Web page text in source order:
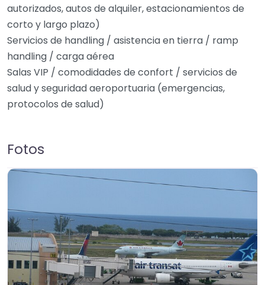
autorizados, autos de alquiler, estacionamientos de
corto y largo plazo)
Servicios de handling / asistencia en tierra / ramp
handling / carga aérea
Salas VIP / comodidades de confort / servicios de
salud y seguridad aeroportuaria (emergencias,
protocolos de salud)
Fotos